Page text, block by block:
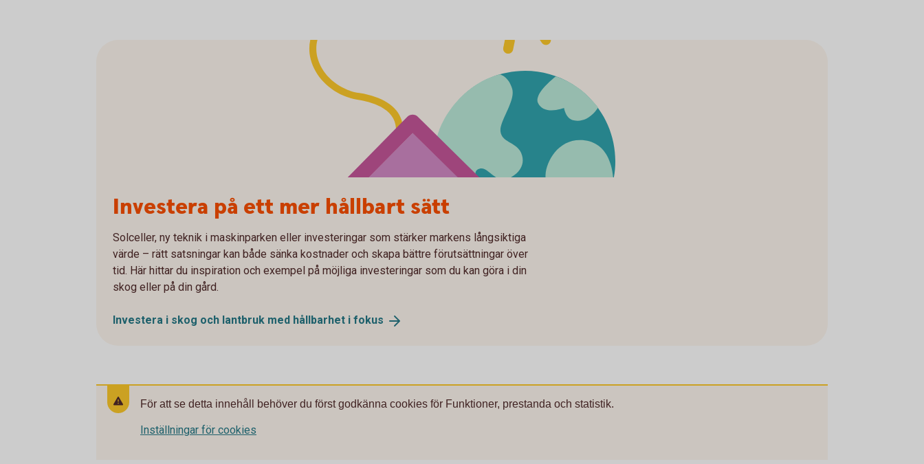
Investera på ett mer hållbart sätt
Solceller, ny teknik i maskinparken eller investeringar som stärker markens långsiktiga
värde – rätt satsningar kan både sänka kostnader och skapa bättre förutsättningar över
tid. Här hittar du inspiration och exempel på möjliga investeringar som du kan göra i din
skog eller på din gård.
Investera i skog och lantbruk med hållbarhet i fokus
För att se detta innehåll behöver du först godkänna cookies för Funktioner, prestanda och statistik.
Inställningar för cookies